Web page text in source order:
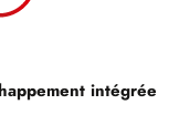
intégrée